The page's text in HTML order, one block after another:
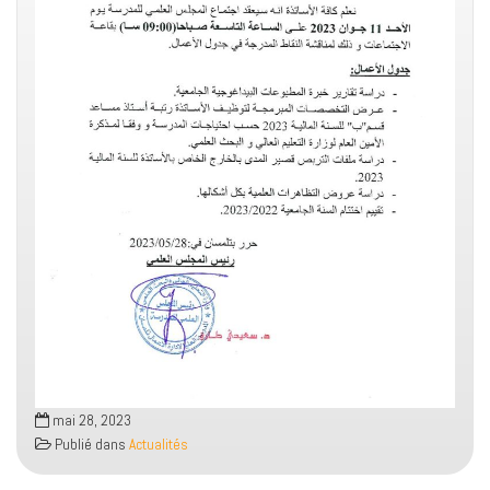
mai 28, 2023
Publié dans Actualités